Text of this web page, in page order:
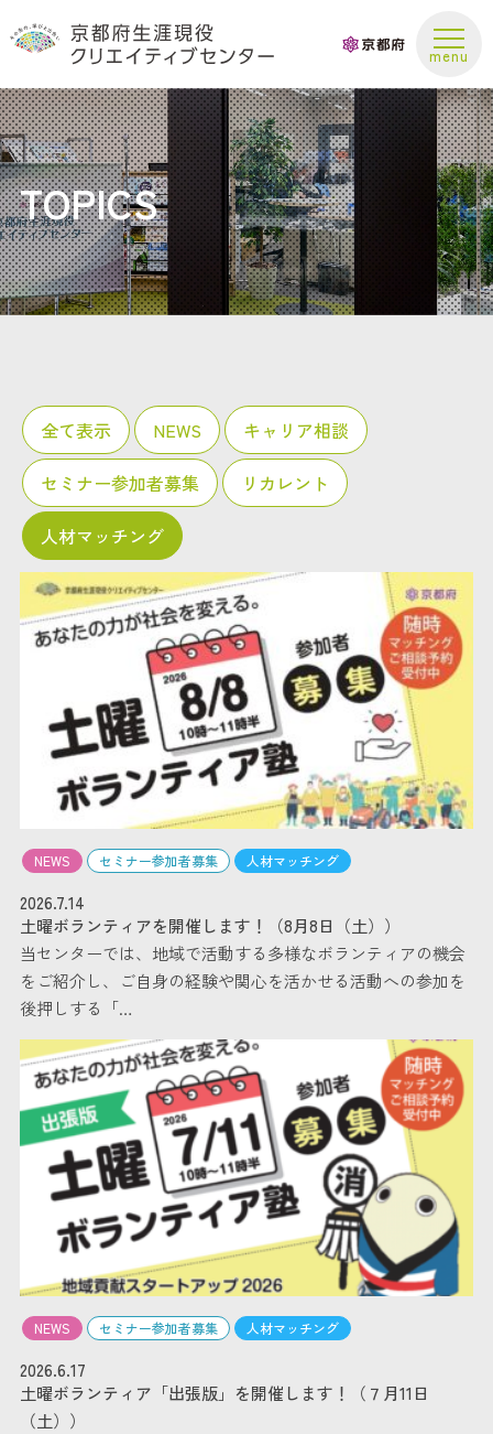
お問い合わせ
TOPICS
全て表示 NEWS キャリア相談
セミナー参加者募集 リカレント
人材マッチング
NEWS セミナー参加者募集 人材マッチング
2026.7.14
土曜ボランティアを開催します！（8月8日（土））
当センターでは、地域で活動する多様なボランティアの機会
をご紹介し、ご自身の経験や関心を活かせる活動への参加を
後押しする「…
NEWS セミナー参加者募集 人材マッチング
2026.6.17
土曜ボランティア「出張版」を開催します！（７月11日
（土））